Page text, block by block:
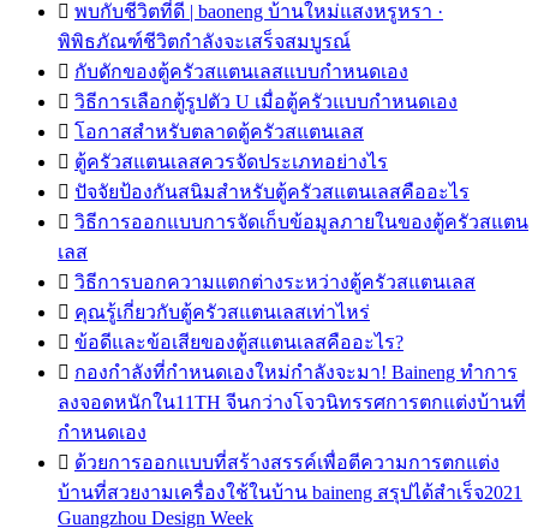
 พบกับชีวิตที่ดี | baoneng บ้านใหม่แสงหรูหรา ·
พิพิธภัณฑ์ชีวิตกำลังจะเสร็จสมบูรณ์
 กับดักของตู้ครัวสแตนเลสแบบกำหนดเอง
 วิธีการเลือกตู้รูปตัว U เมื่อตู้ครัวแบบกำหนดเอง
 โอกาสสำหรับตลาดตู้ครัวสแตนเลส
 ตู้ครัวสแตนเลสควรจัดประเภทอย่างไร
 ปัจจัยป้องกันสนิมสำหรับตู้ครัวสแตนเลสคืออะไร
 วิธีการออกแบบการจัดเก็บข้อมูลภายในของตู้ครัวสแตน
เลส
 วิธีการบอกความแตกต่างระหว่างตู้ครัวสแตนเลส
 คุณรู้เกี่ยวกับตู้ครัวสแตนเลสเท่าไหร่
 ข้อดีและข้อเสียของตู้สแตนเลสคืออะไร?
 กองกำลังที่กำหนดเองใหม่กำลังจะมา! Baineng ทำการ
ลงจอดหนักใน11TH จีนกว่างโจวนิทรรศการตกแต่งบ้านที่
กำหนดเอง
 ด้วยการออกแบบที่สร้างสรรค์เพื่อตีความการตกแต่ง
บ้านที่สวยงามเครื่องใช้ในบ้าน baineng สรุปได้สำเร็จ2021
Guangzhou Design Week